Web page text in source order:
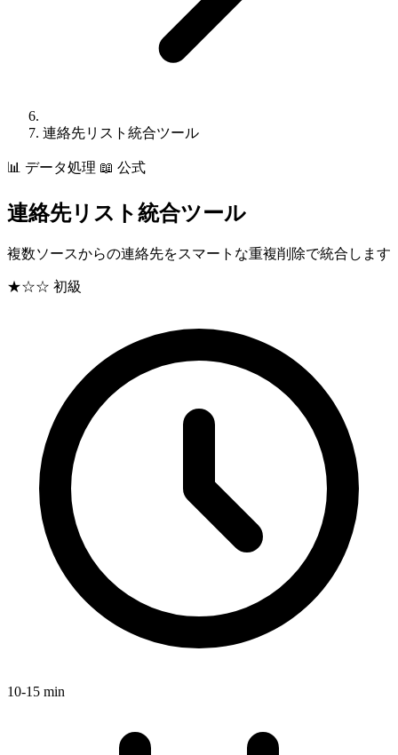
連絡先リスト統合ツール
📊 データ処理 📖 公式
連絡先リスト統合ツール
複数ソースからの連絡先をスマートな重複削除で統合します
★☆☆ 初級
10-15 min